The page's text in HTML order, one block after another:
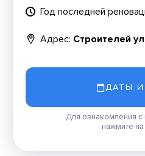
Год последней
Адрес: Строителей
ДАТЫ
Для ознакомления
нажмите